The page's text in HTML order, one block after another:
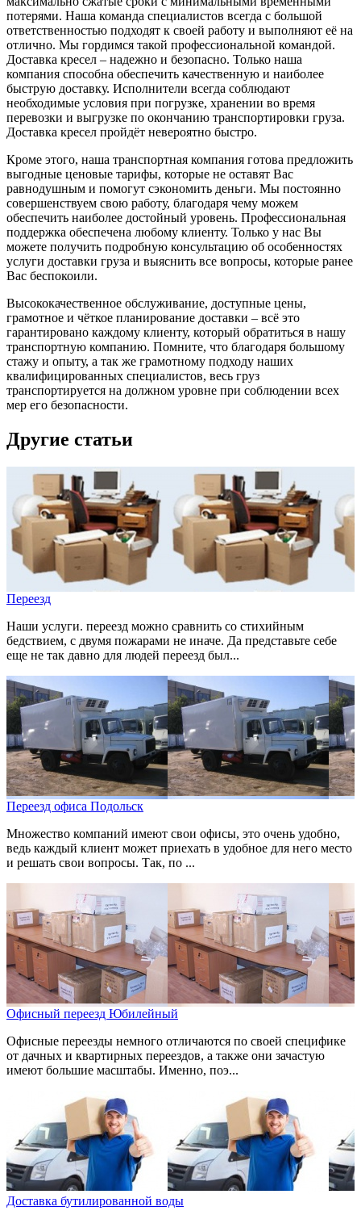
потерями. Наша команда специалистов всегда с большой
ответственностью подходят к своей работу и выполняют её на
отлично. Мы гордимся такой профессиональной командой.
Доставка кресел – надежно и безопасно. Только наша
компания способна обеспечить качественную и наиболее
быструю доставку. Исполнители всегда соблюдают
необходимые условия при погрузке, хранении во время
перевозки и выгрузке по окончанию транспортировки груза.
Доставка кресел пройдёт невероятно быстро.
Кроме этого, наша транспортная компания готова предложить
выгодные ценовые тарифы, которые не оставят Вас
равнодушным и помогут сэкономить деньги. Мы постоянно
совершенствуем свою работу, благодаря чему можем
обеспечить наиболее достойный уровень. Профессиональная
поддержка обеспечена любому клиенту. Только у нас Вы
можете получить подробную консультацию об особенностях
услуги доставки груза и выяснить все вопросы, которые ранее
Вас беспокоили.
Высококачественное обслуживание, доступные цены,
грамотное и чёткое планирование доставки – всё это
гарантировано каждому клиенту, который обратиться в нашу
транспортную компанию. Помните, что благодаря большому
стажу и опыту, а так же грамотному подходу наших
квалифицированных специалистов, весь груз
транспортируется на должном уровне при соблюдении всех
мер его безопасности.
Другие статьи
Переезд
Наши услуги. переезд можно сравнить со стихийным
бедствием, с двумя пожарами не иначе. Да представьте себе
еще не так давно для людей переезд был...
Переезд офиса Подольск
Множество компаний имеют свои офисы, это очень удобно,
ведь каждый клиент может приехать в удобное для него место
и решать свои вопросы. Так, по ...
Офисный переезд Юбилейный
Офисные переезды немного отличаются по своей специфике
от дачных и квартирных переездов, а также они зачастую
имеют большие масштабы. Именно, поэ...
Доставка бутилированной воды